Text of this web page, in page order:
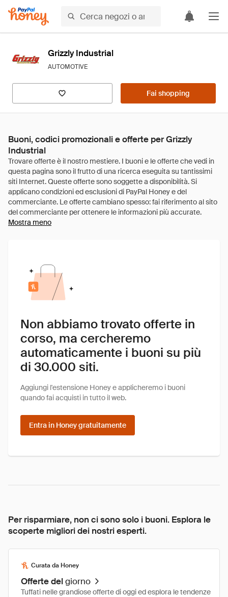
Grizzly Industrial
AUTOMOTIVE
Fai shopping
Buoni, codici promozionali e offerte per Grizzly
Industrial
Mostra meno
Non abbiamo trovato offerte in
corso, ma cercheremo
automaticamente i buoni su più
di 30.000 siti.
Aggiungi l'estensione Honey e applicheremo i buoni
quando fai acquisti in tutto il web.
Entra in Honey gratuitamente
Per risparmiare, non ci sono solo i buoni. Esplora le
scoperte migliori dei nostri esperti.
Curata da Honey
Offerte delgiorno
Tuffati nelle grandiose offerte di oggi ed esplora le tendenze